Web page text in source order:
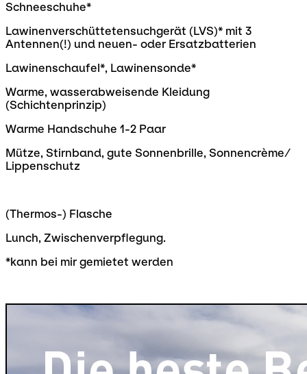
Schneeschuhe*
Lawinenverschüttetensuchgerät (LVS)* mit 3
Antennen(!) und neuen- oder Ersatzbatterien
Lawinenschaufel*, Lawinensonde*
Warme, wasserabweisende Kleidung
(Schichtenprinzip)
Warme Handschuhe 1-2 Paar
Mütze, Stirnband, gute Sonnenbrille, Sonnencrème/
Lippenschutz
(Thermos-) Flasche
Lunch, Zwischenverpflegung.
*kann bei mir gemietet werden